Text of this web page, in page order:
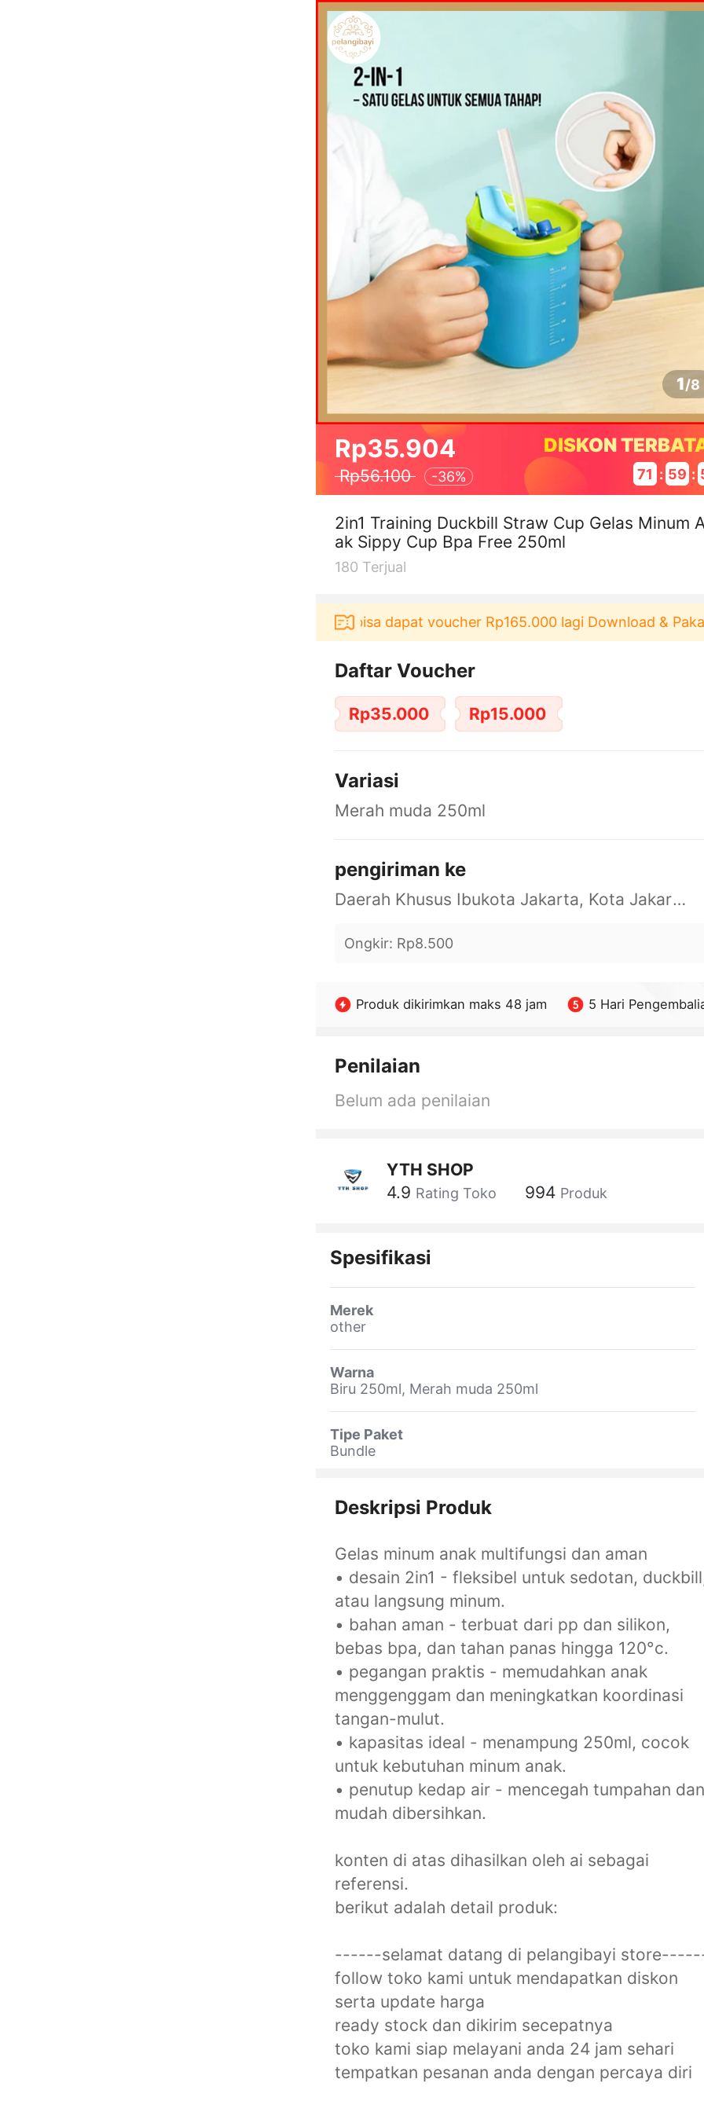
1/8
Rp35.904
Rp56.100 -36%
DISKON
71 : 59 :
2in1 Training Duckbill Straw Cup Gelas Minum
ak Sippy Cup Bpa Free 250ml
180 Terjual
Pengguna baru berbelanja di aplikasi Akulaku bisa dapat voucher Rp165.000 lagi Download & Pakai！
Daftar Voucher
Rp35.000 Rp15.000
Variasi
Merah muda 250ml
pengiriman ke
Daerah Khusus Ibukota Jakarta, Kota Jakarta Barat, Cengkareng, yy
Ongkir: Rp8.500
Produk dikirimkan maks 48 jam 5 Hari
Penilaian
Belum ada penilaian
YTH SHOP
4.9 Rating Toko 994 Produk
Spesifikasi
Merek
other
Warna
Biru 250ml, Merah muda 250ml
Tipe Paket
Bundle
Deskripsi Produk
Gelas minum anak multifungsi dan aman
• desain 2in1 - fleksibel untuk sedotan,
atau langsung minum.
• bahan aman - terbuat dari pp dan silikon,
bebas bpa, dan tahan panas hingga 120°c.
• pegangan praktis - memudahkan anak
menggenggam dan meningkatkan koordinasi
tangan-mulut.
• kapasitas ideal - menampung 250ml, cocok
untuk kebutuhan minum anak.
• penutup kedap air - mencegah tumpahan dan
mudah dibersihkan.
konten di atas dihasilkan oleh ai sebagai
referensi.
berikut adalah detail produk:
------selamat datang di pelangibayi
follow toko kami untuk mendapatkan diskon
serta update harga
ready stock dan dikirim secepatnya
toko kami siap melayani anda 24 jam sehari
tempatkan pesanan anda dengan percaya diri